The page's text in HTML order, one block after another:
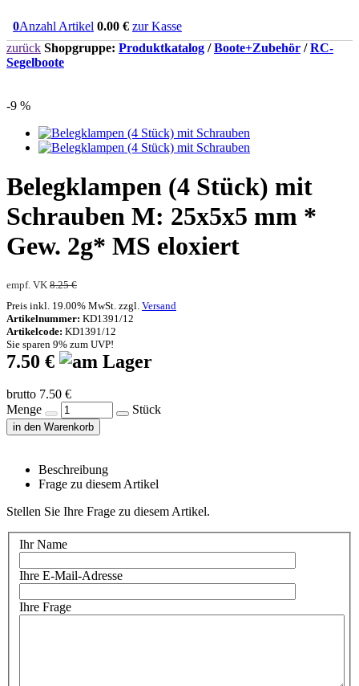
0Anzahl Artikel 0.00 € zur Kasse
zurück Shopgruppe: Produktkatalog /Boote+Zubehör /RC-
Segelboote
-9 %
Belegklampen (4 Stück) mit
Schrauben M: 25x5x5 mm *
Gew. 2g* MS eloxiert
empf. VK 8.25 €
Preis inkl. 19.00% MwSt. zzgl. Versand
Artikelnummer: KD1391/12
Artikelcode: KD1391/12
Sie sparen 9% zum UVP!
7.50 €
brutto 7.50 €
Menge
Stück
in den Warenkorb
Beschreibung
Frage zu diesem Artikel
Stellen Sie Ihre Frage zu diesem Artikel.
Ihr Name
Ihre E-Mail-Adresse
Ihre Frage